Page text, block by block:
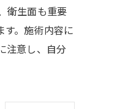
衛生面も重要
す。施術内容に
注意し、自分